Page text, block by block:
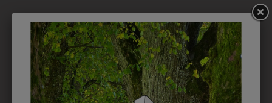
STICK
Ab 1 Stück möglich in vielen Farben. 5mm ist
Mindesthöhe bei einem Schriftzug. Für Logos und
Namen optimal. Waschbar bis zu 95°C.